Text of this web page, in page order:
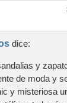
dice:
y
de moda y
y misteriosa